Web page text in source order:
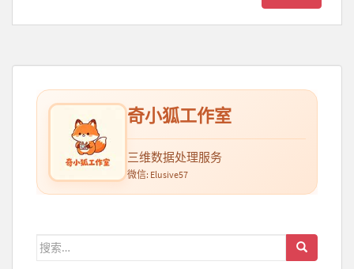
奇小狐工作室
三维数据处理服务
微信: Elusive57
搜索：